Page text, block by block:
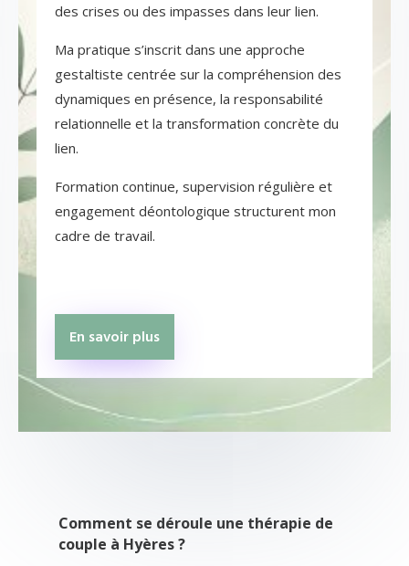
des crises ou des impasses dans leur lien.
Ma pratique s’inscrit dans une approche
gestaltiste centrée sur la compréhension des
dynamiques en présence, la responsabilité
relationnelle et la transformation concrète du
lien.
Formation continue, supervision régulière et
engagement déontologique structurent mon
cadre de travail.
En savoir plus
Comment se déroule une thérapie de
couple à Hyères ?